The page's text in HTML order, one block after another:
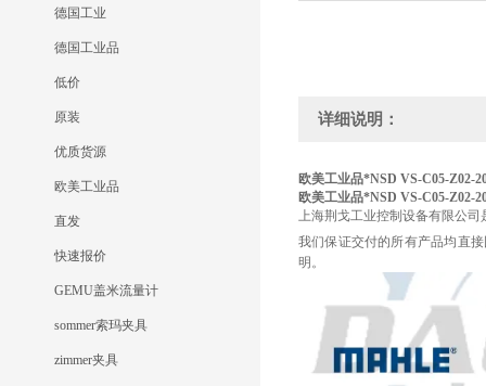
德国工业
德国工业品
低价
原装
优质货源
欧美工业品
直发
快速报价
GEMU盖米流量计
sommer索玛夹具
zimmer夹具
详细说明：
欧美工业品*NSD VS-C05-Z02-
欧美工业品*NSD VS-C05-Z02-
上海荆戈工业控制设备有限公
我们保证交付的所有产品均直
明。